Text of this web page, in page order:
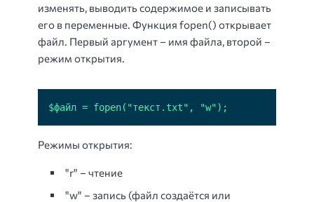
изменять, выводить содержимое и записывать
его в переменные. Функция fopen() открывает
файл. Первый аргумент – имя файла, второй –
режим открытия.
$файл = fopen("текст.txt", "w");
Режимы открытия:
"r" – чтение
"w" – запись (файл создаётся или